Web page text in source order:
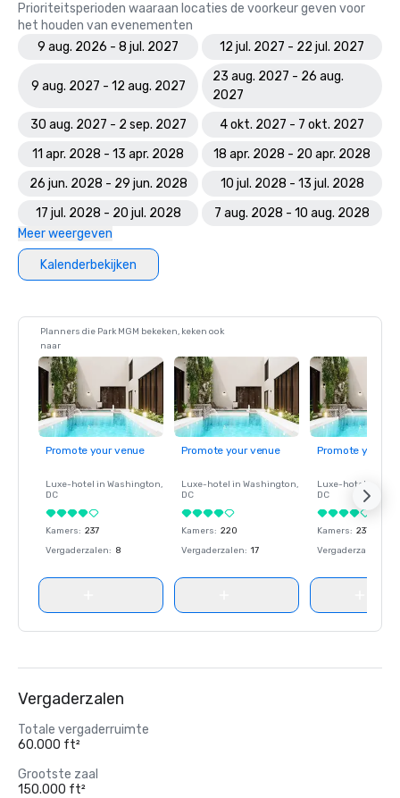
Prioriteitsperioden waaraan locaties de voorkeur geven voor
het houden van evenementen
9 aug. 2026 - 8 jul. 2027
12 jul. 2027 - 22 jul. 2027
9 aug. 2027 - 12 aug. 2027
23 aug. 2027 - 26 aug.
2027
30 aug. 2027 - 2 sep. 2027
4 okt. 2027 - 7 okt. 2027
11 apr. 2028 - 13 apr. 2028
18 apr. 2028 - 20 apr. 2028
26 jun. 2028 - 29 jun. 2028
10 jul. 2028 - 13 jul. 2028
17 jul. 2028 - 20 jul. 2028
7 aug. 2028 - 10 aug. 2028
Meer weergeven
Kalenderbekijken
Planners die Park MGM bekeken, keken ook
naar
Promote your venue
Luxe-hotel in Washington,
DC
Kamers: 237
Vergaderzalen: 8
Promote your venue
Luxe-hotel in Washington,
DC
Kamers: 220
Vergaderzalen: 17
Promote your
Luxe-hotel in
DC
Kamers: 237
Vergaderzalen
Vergaderzalen
Totale vergaderruimte
60.000 ft²
Grootste zaal
150.000 ft²